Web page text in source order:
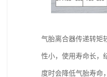
气胎离合器传递转矩
性小，使用寿命长，
度时会降低气胎寿命